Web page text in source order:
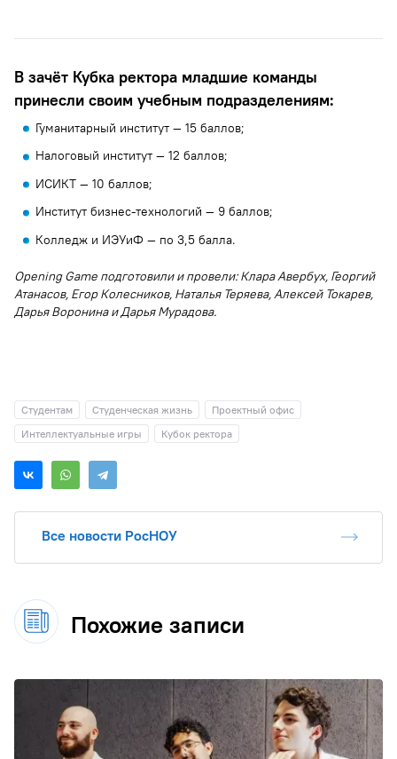
В зачёт Кубка ректора младшие команды
принесли своим учебным подразделениям:
Гуманитарный институт — 15 баллов;
Налоговый институт — 12 баллов;
ИСИКТ — 10 баллов;
Институт бизнес-технологий — 9 баллов;
Колледж и ИЭУиФ — по 3,5 балла.
Opening Game подготовили и провели: Клара Авербух, Георгий
Атанасов, Егор Колесников, Наталья Теряева, Алексей Токарев,
Дарья Воронина и Дарья Мурадова.
Студентам Студенческая жизнь
Проектный офис
Интеллектуальные игры
Кубок ректора
Все новости РосНОУ
Похожие записи